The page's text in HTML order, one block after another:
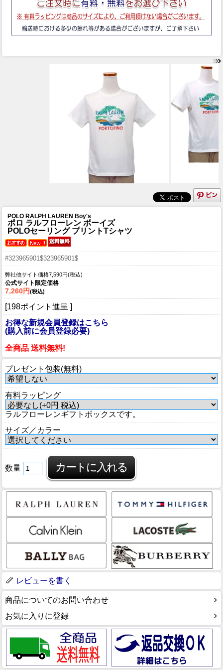
POLO RALPH LAUREN Boy's
ポロ ラルフローレン ボーイズ
POLOセーリング プリントTシャツ
#323965901$323965901$
弊社他サイト価格7,590円(税込)
公式サイト限定価格
7,260円(税込)
[198ポイント進呈 ]
お得な新規会員登録はこちら
(購入前に会員登録必要)
全商品 送料無料!
プレゼント包装(無料)
有料ラッピング
ラルフローレンギフトボックスです。
サイズ／カラー
数量
レビューを書く
商品についてのお問い合わせ
お気に入りに登録